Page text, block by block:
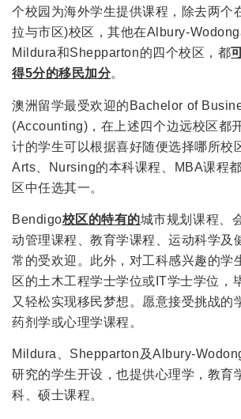
个校园为海外学生提供课程，除去两个
拉与市区)校区，其他在Albury-
Mildura和Shepparton的四个校区，都
得5分的移民加分。
澳洲留学最受欢迎的Bachelor of
(Accounting)，在上述四个边远校区都
计的学生可以根据喜好随便选择哪所校
Arts、Nursing的本科课程、MBA课程
区中任选其一。
Bendigo校区的特有的城市规划课程、
动管理课程、教育学课程、运动科学及
常的受欢迎。此外，对工科感兴趣的学
区的土木工程学士学位或IT学士学位，
又轻松实现移民梦想。愿意接受挑战的
药剂学或心理学课程。
Mildura、Shepparton及Albury-
研究的学生开设，也提供心理学，教育
科、硕士课程。